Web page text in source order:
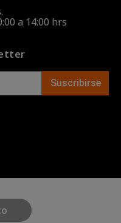
a 14:00 hrs
Suscribirse